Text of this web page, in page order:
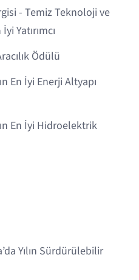
- Temiz Teknoloji ve
Yatırımcı
Ödülü
En İyi Enerji Altyapı
En İyi Hidroelektrik
Yılın Sürdürülebilir